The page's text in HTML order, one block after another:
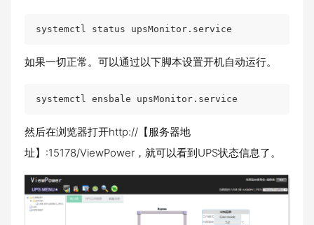
systemctl status upsMonitor.service
如果一切正常。可以通过以下脚本设置开机自动运行。
systemctl ensbale upsMonitor.service
然后在浏览器打开http://【服务器地
址】:15178/ViewPower，就可以看到UPS状态信息了。